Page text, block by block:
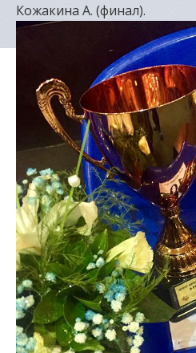
Кожакина А. (финал).